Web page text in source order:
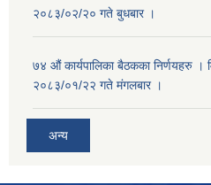
२०८३/०२/२० गते बुधबार ।
७४ औं कार्यपालिका बैठकका निर्णयहरु ।
२०८३/०१/२२ गते मंगलबार ।
अन्य